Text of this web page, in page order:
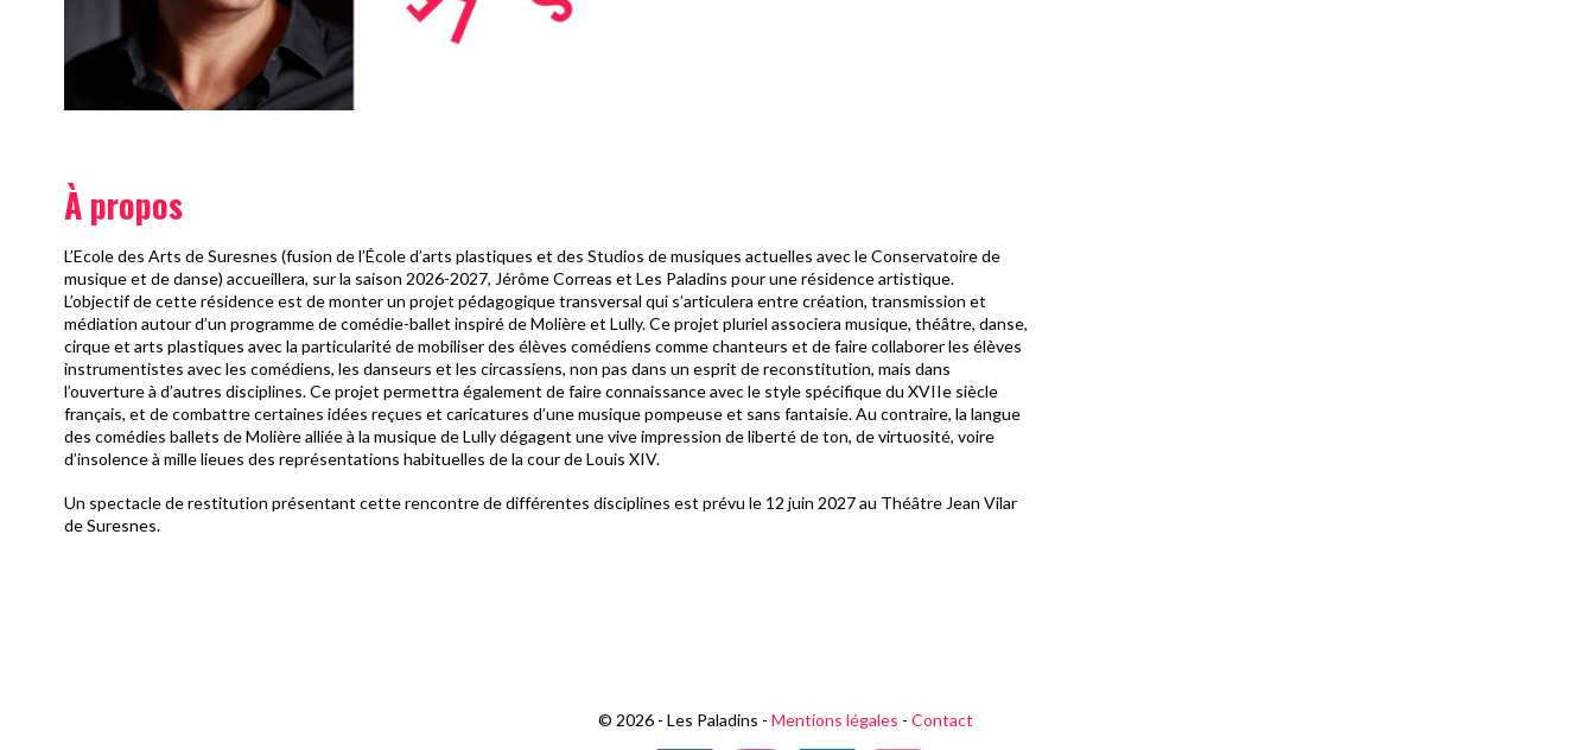
À propos
L’Ecole des Arts de Suresnes (fusion de l’École d’arts plastiques et des Studios de musiques actuelles avec le Conservatoire de
musique et de danse) accueillera, sur la saison 2026-2027, Jérôme Correas et Les Paladins pour une résidence artistique.
L’objectif de cette résidence est de monter un projet pédagogique transversal qui s’articulera entre création, transmission et
médiation autour d’un programme de comédie-ballet inspiré de Molière et Lully. Ce projet pluriel associera musique, théâtre, danse,
cirque et arts plastiques avec la particularité de mobiliser des élèves comédiens comme chanteurs et de faire collaborer les élèves
instrumentistes avec les comédiens, les danseurs et les circassiens, non pas dans un esprit de reconstitution, mais dans
l’ouverture à d’autres disciplines. Ce projet permettra également de faire connaissance avec le style spécifique du XVIIe siècle
français, et de combattre certaines idées reçues et caricatures d’une musique pompeuse et sans fantaisie. Au contraire, la langue
des comédies ballets de Molière alliée à la musique de Lully dégagent une vive impression de liberté de ton, de virtuosité, voire
d’insolence à mille lieues des représentations habituelles de la cour de Louis XIV.
Un spectacle de restitution présentant cette rencontre de différentes disciplines est prévu le 12 juin 2027 au Théâtre Jean Vilar
de Suresnes.
© 2026 - Les Paladins - Mentions légales - Contact